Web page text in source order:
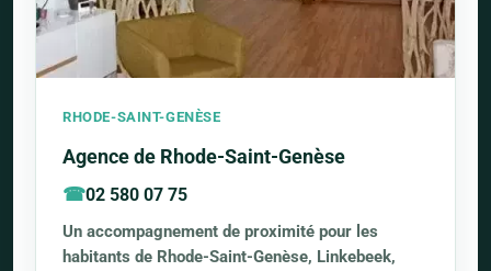
RHODE-SAINT-GENÈSE
Agence de Rhode-Saint-Genèse
02 580 07 75
Un accompagnement de proximité pour les
habitants de Rhode-Saint-Genèse, Linkebeek,